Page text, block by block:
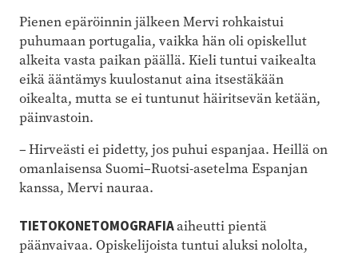
Pienen epäröinnin jälkeen Mervi rohkaistui
puhumaan portugalia, vaikka hän oli opiskellut
alkeita vasta paikan päällä. Kieli tuntui vaikealta
eikä ääntämys kuulostanut aina itsestäkään
oikealta, mutta se ei tuntunut häiritsevän ketään,
päinvastoin.
– Hirveästi ei pidetty, jos puhui espanjaa. Heillä on
omanlaisensa Suomi–Ruotsi-asetelma Espanjan
kanssa, Mervi nauraa.
TIETOKONETOMOGRAFIAaiheutti pientä
päänvaivaa. Opiskelijoista tuntui aluksi nololta,